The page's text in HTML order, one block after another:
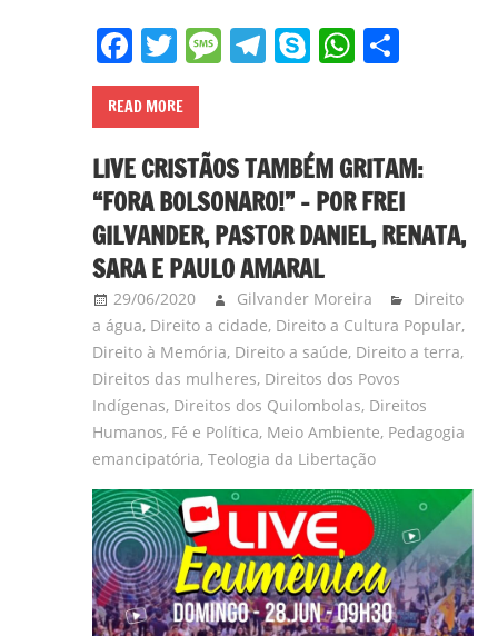
Facebook
Twitter
Message
Telegram
SkypeShare
READ MORE
LIVE CRISTÃOS TAMBÉM GRITAM:
“FORA BOLSONARO!” – POR FREI
GILVANDER, PASTOR DANIEL, RENATA,
SARA E PAULO AMARAL
29/06/2020 Gilvander Moreira
Direito
a água, Direito a cidade, Direito a Cultura Popular,
Direito à Memória, Direito a saúde, Direito a terra,
Direitos das mulheres, Direitos dos Povos
Indígenas, Direitos dos Quilombolas, Direitos
Humanos, Fé e Política, Meio Ambiente, Pedagogia
emancipatória, Teologia da Libertação